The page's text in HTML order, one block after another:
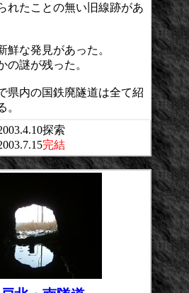
れたことの無い旧線跡があ
鮮な発見があった。
の謎が残った。
県内の国鉄廃隧道は全て紹
。
探索
完結